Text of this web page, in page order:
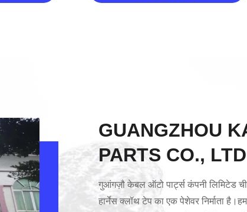
GUANGZHOU
PARTS CO.,
गुआंगज़ौ केबल ऑटो पार्ट्स कंपनी लिमिटेड
हार्नेस क्लॉथ टेप का एक पेशेवर निर्माता